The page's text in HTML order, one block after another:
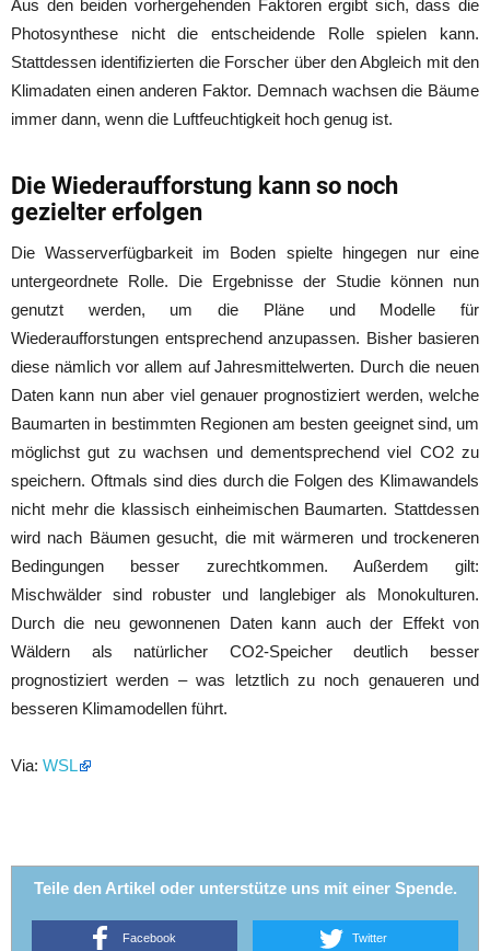
Aus den beiden vorhergehenden Faktoren ergibt sich, dass die
Photosynthese nicht die entscheidende Rolle spielen kann.
Stattdessen identifizierten die Forscher über den Abgleich mit den
Klimadaten einen anderen Faktor. Demnach wachsen die Bäume
immer dann, wenn die Luftfeuchtigkeit hoch genug ist.
Die Wiederaufforstung kann so noch
gezielter erfolgen
Die Wasserverfügbarkeit im Boden spielte hingegen nur eine
untergeordnete Rolle. Die Ergebnisse der Studie können nun
genutzt werden, um die Pläne und Modelle für
Wiederaufforstungen entsprechend anzupassen. Bisher basieren
diese nämlich vor allem auf Jahresmittelwerten. Durch die neuen
Daten kann nun aber viel genauer prognostiziert werden, welche
Baumarten in bestimmten Regionen am besten geeignet sind, um
möglichst gut zu wachsen und dementsprechend viel CO2 zu
speichern. Oftmals sind dies durch die Folgen des Klimawandels
nicht mehr die klassisch einheimischen Baumarten. Stattdessen
wird nach Bäumen gesucht, die mit wärmeren und trockeneren
Bedingungen besser zurechtkommen. Außerdem gilt:
Mischwälder sind robuster und langlebiger als Monokulturen.
Durch die neu gewonnenen Daten kann auch der Effekt von
Wäldern als natürlicher CO2-Speicher deutlich besser
prognostiziert werden – was letztlich zu noch genaueren und
besseren Klimamodellen führt.
Via: WSL
Teile den Artikel oder unterstütze uns mit einer Spende.
Facebook Twitter